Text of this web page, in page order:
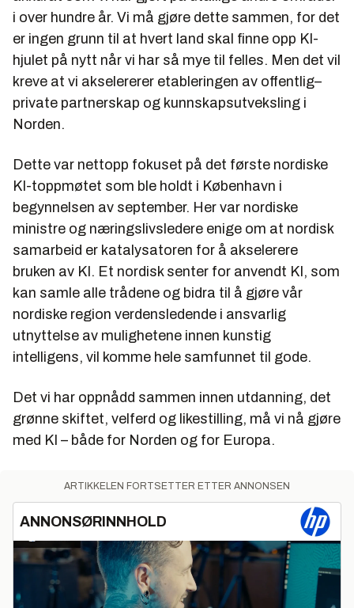
i over hundre år. Vi må gjøre dette sammen, for det
er ingen grunn til at hvert land skal finne opp KI-
hjulet på nytt når vi har så mye til felles. Men det vil
kreve at vi akselererer etableringen av offentlig–
private partnerskap og kunnskapsutveksling i
Norden.
Dette var nettopp fokuset på det første nordiske
KI-toppmøtet som ble holdt i København i
begynnelsen av september. Her var nordiske
ministre og næringslivsledere enige om at nordisk
samarbeid er katalysatoren for å akselerere
bruken av KI. Et nordisk senter for anvendt KI, som
kan samle alle trådene og bidra til å gjøre vår
nordiske region verdensledende i ansvarlig
utnyttelse av mulighetene innen kunstig
intelligens, vil komme hele samfunnet til gode.
Det vi har oppnådd sammen innen utdanning, det
grønne skiftet, velferd og likestilling, må vi nå gjøre
med KI – både for Norden og for Europa.
ARTIKKELEN FORTSETTER ETTER ANNONSEN
ANNONSØRINNHOLD